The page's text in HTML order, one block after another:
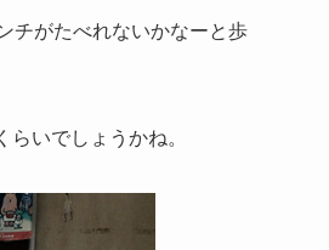
チがたべれないかなーと歩
いでしょうかね。